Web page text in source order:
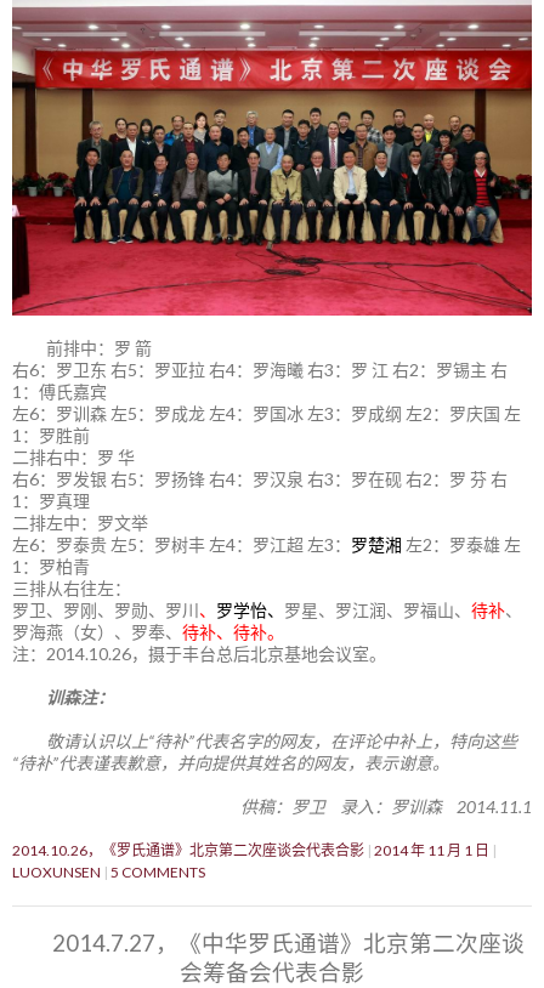
前排中：罗 箭
右6：罗卫东 右5：罗亚拉 右4：罗海曦 右3：罗 江 右2：罗锡主 右
1：傅氏嘉宾
左6：罗训森 左5：罗成龙 左4：罗国冰 左3：罗成纲 左2：罗庆国 左
1：罗胜前
二排右中：罗 华
右6：罗发银 右5：罗扬锋 右4：罗汉泉 右3：罗在砚 右2：罗 芬 右
1：罗真理
二排左中：罗文举
左6：罗泰贵 左5：罗树丰 左4：罗江超 左3： 罗楚湘 左2：罗泰雄 左
1：罗柏青
三排从右往左：
罗卫、罗刚、罗勋、罗川 、 罗学怡、 罗星、罗江润、罗福山、 待补、
罗海燕（女）、罗奉、 待补、待补。
注：2014.10.26，摄于丰台总后北京基地会议室。
训森注：
敬请认识以上“待补”代表名字的网友，在评论中补上，特向这些
“待补”代表谨表歉意，并向提供其姓名的网友，表示谢意。
供稿：罗卫 录入：罗训森 2014.11.1
2014.10.26，《罗氏通谱》北京第二次座谈会代表合影 2014 年 11 月 1 日
LUOXUNSEN 5 COMMENTS
2014.7.27，《中华罗氏通谱》北京第二次座谈
会筹备会代表合影